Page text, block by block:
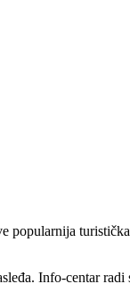
Info-centar radi